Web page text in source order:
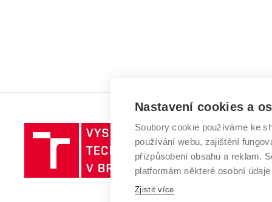
Vysoké
učení
technické
v
Nastavení cookies a
Soubory cookie používáme ke
používání webu, zajištění
přizpůsobení obsahu a reklam.
platformám některé osobní
Zjistit více